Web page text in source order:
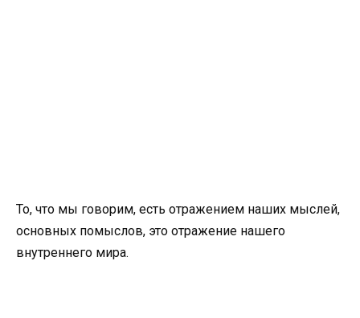
То, что мы говорим, есть отражением наших мыслей,
основных помыслов, это отражение нашего
внутреннего мира.